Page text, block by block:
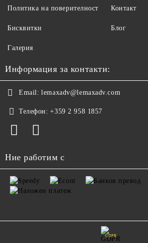
Политика на поверителност
Бисквитки
Контакт
Блог
Галерия
Информация за контакти:
Email: lemaxadv@lemaxadv.com
Телефон: +359 2 958 1857
Ние работим с
GDPR